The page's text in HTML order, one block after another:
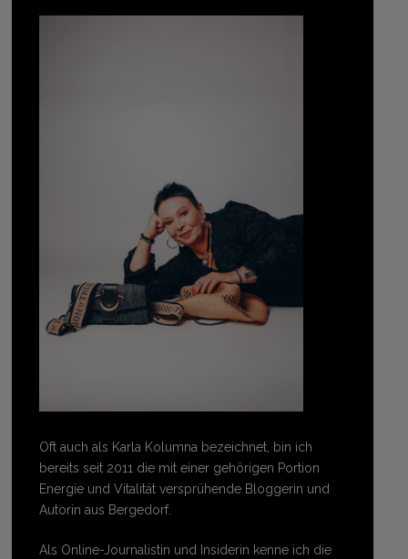
Oft auch als Karla Kolumna bezeichnet, bin ich
bereits seit 2011 die mit einer gehörigen Portion
Energie und Vitalität versprühende Bloggerin und
Autorin aus Bergedorf.
Als Online-Journalistin und Insiderin kenne ich die